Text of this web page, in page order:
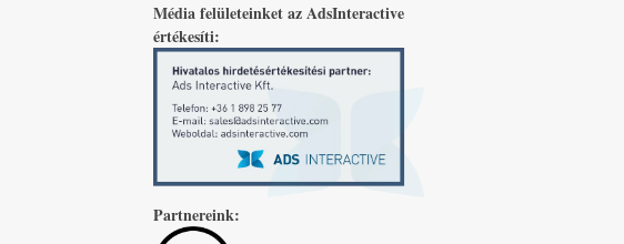
Média felületeinket az AdsInteractive
értékesíti:
Partnereink: